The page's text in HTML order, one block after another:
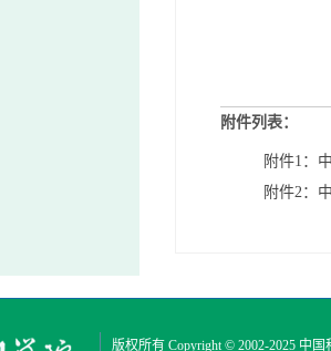
附件列表：
附件1：
附件2：
版权所有 Copyright © 2002-2025 中国